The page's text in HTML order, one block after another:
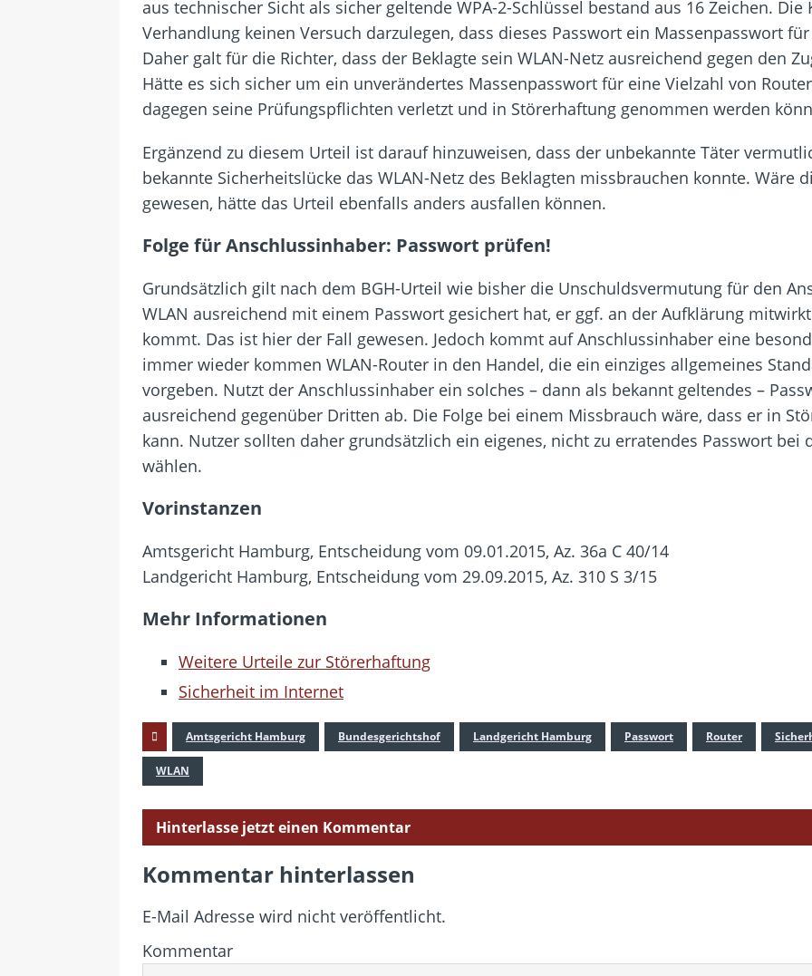
aus technischer Sicht als sicher geltende WPA-2-Schlüssel bestand aus 16 Zeichen.
Verhandlung keinen Versuch darzulegen, dass dieses Passwort ein Massenpasswort
Daher galt für die Richter, dass der Beklagte sein WLAN-Netz ausreichend gegen den
Hätte es sich sicher um ein unverändertes Massenpasswort für eine Vielzahl von
dagegen seine Prüfungspflichten verletzt und in Störerhaftung genommen werden
Ergänzend zu diesem Urteil ist darauf hinzuweisen, dass der unbekannte Täter
bekannte Sicherheitslücke das WLAN-Netz des Beklagten missbrauchen konnte. Wäre
gewesen, hätte das Urteil ebenfalls anders ausfallen können.
Folge für Anschlussinhaber: Passwort prüfen!
Grundsätzlich gilt nach dem BGH-Urteil wie bisher die Unschuldsvermutung für den
WLAN ausreichend mit einem Passwort gesichert hat, er ggf. an der Aufklärung
kommt. Das ist hier der Fall gewesen. Jedoch kommt auf Anschlussinhaber eine
immer wieder kommen WLAN-Router in den Handel, die ein einziges allgemeines
vorgeben. Nutzt der Anschlussinhaber ein solches – dann als bekannt geltendes –
ausreichend gegenüber Dritten ab. Die Folge bei einem Missbrauch wäre, dass er in
kann. Nutzer sollten daher grundsätzlich ein eigenes, nicht zu erratendes Passwort bei
wählen.
Vorinstanzen
Amtsgericht Hamburg, Entscheidung vom 09.01.2015, Az. 36a C 40/14
Landgericht Hamburg, Entscheidung vom 29.09.2015, Az. 310 S 3/15
Mehr Informationen
Weitere Urteile zur Störerhaftung
Sicherheit im Internet
Amtsgericht Hamburg Bundesgerichtshof Landgericht Hamburg Passwort Router
WLAN
Hinterlasse jetzt einen Kommentar
Kommentar hinterlassen
E-Mail Adresse wird nicht veröffentlicht.
Kommentar